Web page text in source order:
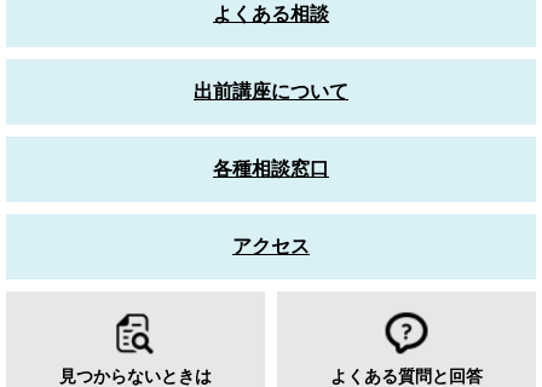
よくある相談
出前講座について
各種相談窓口
アクセス
見つからないときは よくある質問と回答